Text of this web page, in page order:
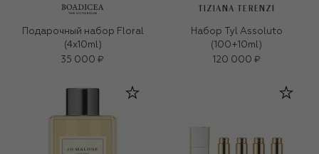
Подарочный набор Floral
(4x10ml)
35 000 ₽
TIZIANA TERENZI
Набор Tyl Assoluto
(100+10ml)
120 000 ₽